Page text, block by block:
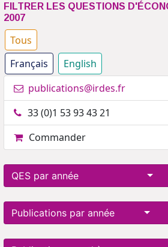
FILTRER LES QUESTIONS
2007
Tous
Français
English
publications@irdes.fr
33 (0)1 53 93 43 21
Commander
QES par année
Publications par année